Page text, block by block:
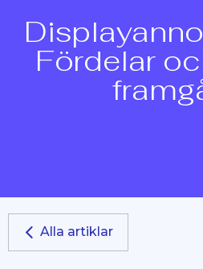
Fördelar
Alla artiklar